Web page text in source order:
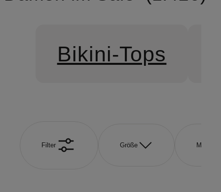
Bikini-Tops
Filter Größe Marke